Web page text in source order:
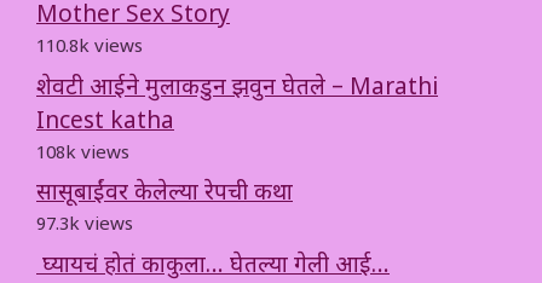
Mother Sex Story
110.8k views
शेवटी आईने मुलाकडुन झवुन घेतले – Marathi
Incest katha
108k views
सासूबाईंवर केलेल्या रेपची कथा
97.3k views
घ्यायचं होतं काकुला… घेतल्या गेली आई…